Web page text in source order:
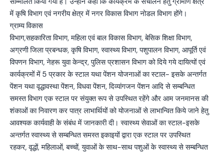
में कृषि विभाग एवं नगरीय क्षेत्र में नगर विकास विभाग नोडल विभाग होंगे।
ग्राम्य विकास
विभाग,सहकारिता विभाग, महिला एवं बाल विकास विभाग, बेसिक शिक्षा विभाग,
अग्रणी जिला प्रबन्धक, कृषि विभाग, स्वास्थ्य विभाग, पशुपालन विभाग, आपूर्ति एवं
विपणन विभाग, नेहरू युवा केन्द्र, पुलिस प्रशासन विभाग को दिये गये दायित्यों एवं
कार्यक्रमों में 5 प्रकार के स्टाल यथा पेंशन योजनाओं का स्टाल- इसके अन्तर्गत
पेंशन यथा वृद्धावस्था पेंशन, विधवा पेंशन, दिव्यांगजन पेंशन आदि से सम्बन्धित
समस्त विभाग एक स्टाल पर संयुक्त रूप से उपस्थित रहेंगे और आम जनमानस की
शंकाओं का निवारण कर पात्र लाभार्थियों को योजनाओं से लाभान्वित किये जाने हेतु
आवश्यक कार्यवाही के संबंध में जानकारी दी। स्वास्थ्य सेवाओं का स्टाल-इसके
अन्तर्गत स्वास्थ्य से सम्बन्धित समस्त इकाइयों द्वारा एक स्टाल पर उपस्थित
रहकर, वृद्धों, महिलाओं, बच्चों, युवाओं के साथ-साथ पशुओं के स्वास्थ्य से सम्बन्धित